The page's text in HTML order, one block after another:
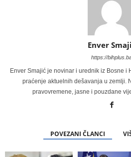
Enver
https://
Enver Smajić je novinar i urednik iz Bosne i
praćenje aktuelnih dešavanja u zemlji.
pravovremene, jasne i pouzdane
POVEZANI ČLANCI